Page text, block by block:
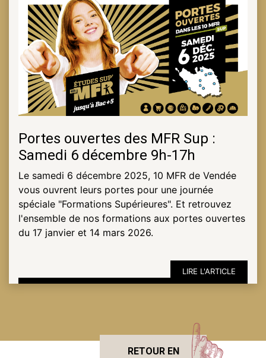
Portes ouvertes des MFR Sup :
Samedi 6 décembre 9h-17h
Le samedi 6 décembre 2025, 10 MFR de Vendée
vous ouvrent leurs portes pour une journée
spéciale "Formations Supérieures". Et retrouvez
l'ensemble de nos formations aux portes ouvertes
du 17 janvier et 14 mars 2026.
LIRE L'ARTICLE
RETOUR EN